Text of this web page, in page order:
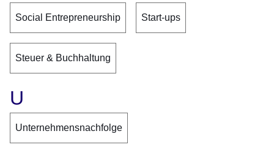
Social Entrepreneurship Start-ups
Steuer & Buchhaltung
U
Unternehmensnachfolge